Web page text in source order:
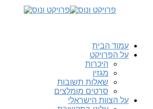
עמוד הבית
על הפרויקט
היכרות
מגזין
שאלות תשובות
סרטים מומלצים
על הצוות הישראלי